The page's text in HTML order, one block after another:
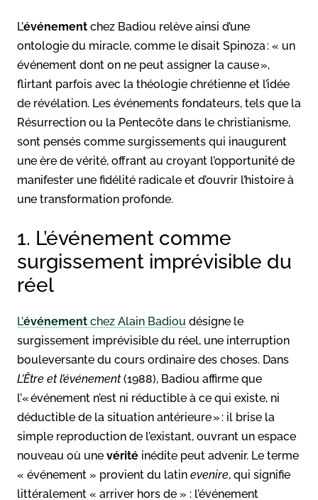
L’événement chez Badiou relève ainsi d’une
ontologie du miracle, comme le disait Spinoza : « un
événement dont on ne peut assigner la cause »,
flirtant parfois avec la théologie chrétienne et l’idée
de révélation. Les événements fondateurs, tels que la
Résurrection ou la Pentecôte dans le christianisme,
sont pensés comme surgissements qui inaugurent
une ère de vérité, offrant au croyant l’opportunité de
manifester une fidélité radicale et d’ouvrir l’histoire à
une transformation profonde.
1. L’événement comme
surgissement imprévisible du
réel
L’événement chez Alain Badiou désigne le
surgissement imprévisible du réel, une interruption
bouleversante du cours ordinaire des choses. Dans
L’Être et l’événement(1988), Badiou affirme que
l’« événement n’est ni réductible à ce qui existe, ni
déductible de la situation antérieure » : il brise la
simple reproduction de l’existant, ouvrant un espace
nouveau où une vérité inédite peut advenir. Le terme
« événement » provient du latin evenire, qui signifie
littéralement « arriver hors de » : l’événement